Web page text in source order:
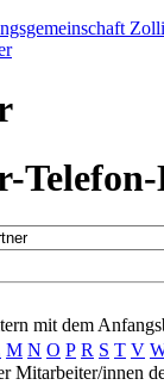
mit dem
M N O P R S T V
Mitarbeiter/innen